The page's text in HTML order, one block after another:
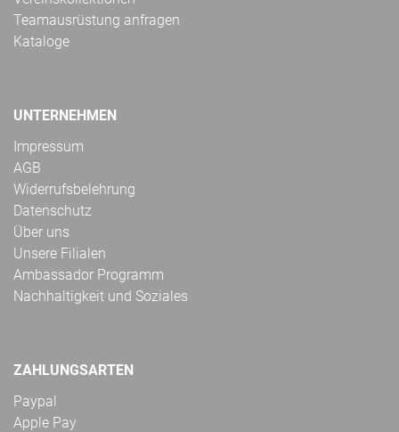
Teamausrüstung anfragen
Kataloge
UNTERNEHMEN
Impressum
AGB
Widerrufsbelehrung
Datenschutz
Über uns
Unsere Filialen
Ambassador Programm
Nachhaltigkeit und Soziales
ZAHLUNGSARTEN
Paypal
Apple Pay